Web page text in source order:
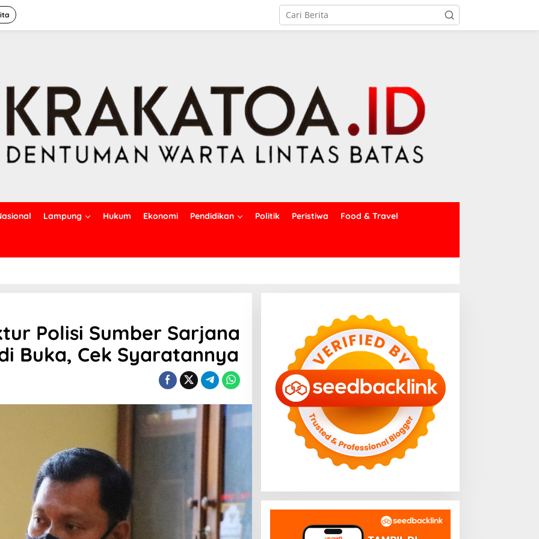
Lampung Hukum Ekonomi Pendidikan Politik Peristiwa Food & Travel
Polisi Sumber Sarjana
Buka, Cek Syaratannya